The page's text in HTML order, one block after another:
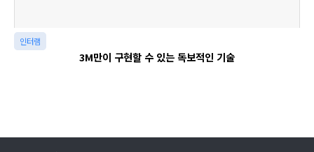
인터램
3M만이 구현할 수 있는 독보적인 기술